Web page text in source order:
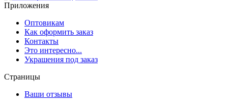
Приложения
Оптовикам
Как оформить заказ
Контакты
Это интересно...
Украшения под заказ
Страницы
Ваши отзывы